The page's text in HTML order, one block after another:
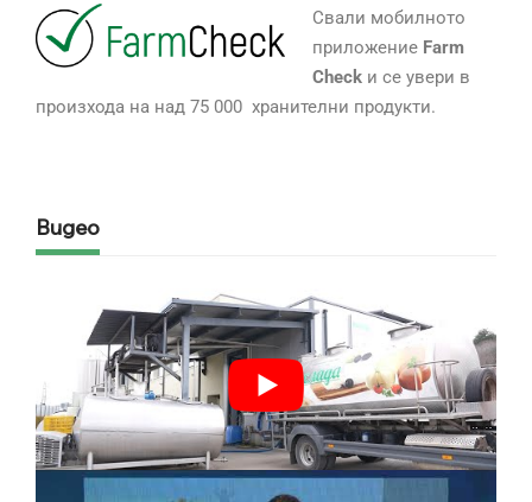
Свали мобилното
приложение Farm
Checkи се увери в
произхода на над 75 000 хранителни продукти.
Видео